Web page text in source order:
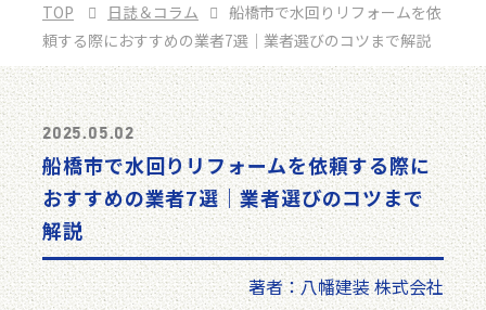
TOP 日誌＆コラム
船橋市で水回りリフォームを依
頼する際におすすめの業者7選｜業者選びのコツまで解説
2025.05.02
船橋市で水回りリフォームを依頼する際に
おすすめの業者7選｜業者選びのコツまで
解説
著者：八幡建装 株式会社